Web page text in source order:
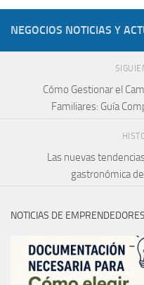
NEGOCIOS NOTICIAS Y
Cómo Gestionar el
Familiares: Guía
Las nuevas
gastronómica
NOTICIAS DE EMPRENDEDORES